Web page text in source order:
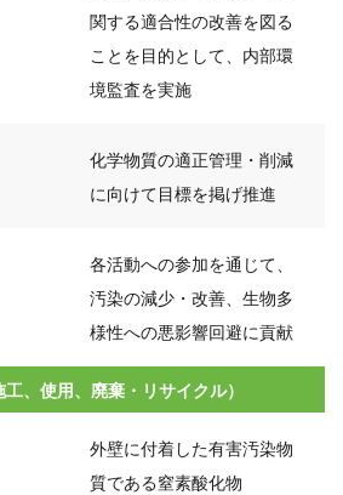
関する適合性の改善を図る
ことを目的として、内部環
境監査を実施
化学物質の適正管理・削減
に向けて目標を掲げ推進
各活動への参加を通じて、
汚染の減少・改善、生物多
様性への悪影響回避に貢献
、使用、廃棄・リサイクル）
外壁に付着した有害汚染物
質である窒素酸化物